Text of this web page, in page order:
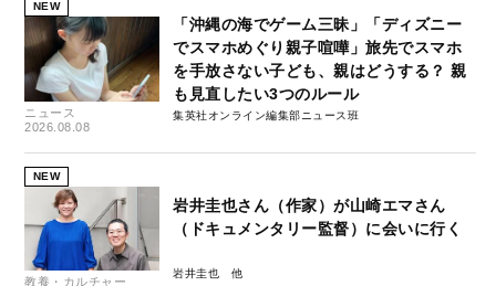
NEW
ニュース
2026.08.08
「沖縄の海でゲーム三昧」「ディズニー
でスマホめぐり親子喧嘩」旅先でスマホ
を手放さない子ども、親はどうする？ 親
も見直したい3つのルール
集英社オンライン編集部ニュース班
NEW
教養・カルチャー
岩井圭也さん（作家）が山崎エマさん
（ドキュメンタリー監督）に会いに行く
岩井圭也